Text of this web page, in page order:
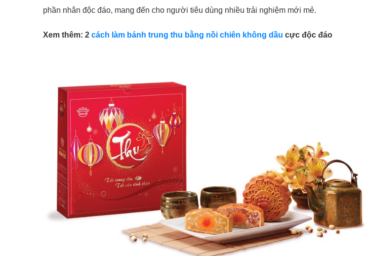
phần nhân độc đáo, mang đến cho người tiêu dùng nhiều trải nghiệm mới mẻ.
Xem thêm: 2 cách làm bánh trung thu bằng nồi chiên không dầu cực độc đáo